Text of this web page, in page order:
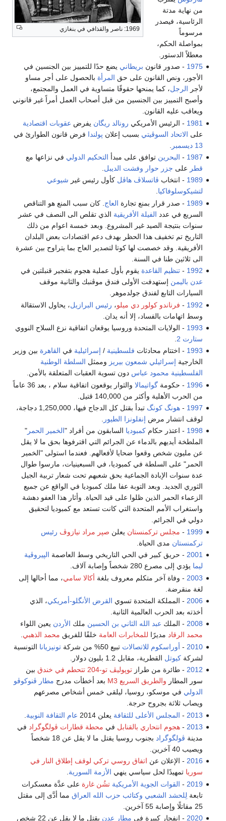
1969: ناصر والقذافي في بنغازي
من نهاية مدتة
الرئاسية، فيصدر
مرسوماً
بمواصلة الحكم،
معطلاً الدستور.
1975 - صدور قانون بريطاني يضع حدًا للتمييز بين الجنسين في
الأجور، ونص القانون على حق المرأة بالحصول على أجر مساو
لأجر الرجل، كما يمنحها حقوقًا متساوية في العمل والمجتمع،
وأصبح التمييز بين الجنسين من قبل أصحاب العمل أمراً غير قانوني
ويعاقب عليه القانون.
1981 - الرئيس الأمريكي رونالد ريگان يفرض عقوبات اقتصادية
على الاتحاد السوڤيتي بسبب إعلان پولندا فرض قانون الطوارئ في
13 ديسمبر
1987
- البحرين توافق على مبدأ التحكيم الدولي في نزاعها مع
قطر على جزر حوار وفشت الديبل
1989 - انتخاب ڤاتسلاڤ هاڤل كأول رئيس غير شيوعي
لتشيكوسلوفاكيا.
1989 - صدر قرار بمنع تجارة العاج . كان سبب المنع هو التناقص
السريع في عدد الفيلة الأفريقية الذي تقلص الى النصف في عشر
سنوات بنتيجة الصيد غير المشروع. وبعد خمسة اعوام من ذلك
التاريخ تم تخفيف هذا الحظر بهدف دعم اقتصادات بعض البلدان
الأفريقية. وقد خصصت لها كوتا لتصدير العاج بما يتراوح بين عشرة
الى ثلاثين طنا في السنة.
1992
-تنظيم القاعدة يقوم بأول عملية هجوم بتفجير قنبلتين في
عدن باليمن إستهدفت الأولى فندق موڤنبك والثانية موقف
السيارات التابع لفندق جولدموهر.
1992
- فرناندو كولور دي ميلو، رئيس البرازيل، يحاول الاستقالة
وسط اتهامات بالفساد، إلا أنه يدان.
1993 - الولايات المتحدة وروسيا يوقعان اتفاقية نزع السلاح النووي
ستارت 2
1993 - اختتام محادثات فلسطينية / إسرائيلية في القاهرة بين وزير
الخارجية إسرائيلي شمعون بيريز وممثل السلطة الوطنية
الفلسطينية محمود عباس دون تسوية العقبات المتعلقة بالأمن.
1996 - حكومةگواتيمالا
والثوار يوقعون اتفاقية سلام ، بعد 36 عاماً
من الحرب الأهلية وأكثر من 140,000 قتيل.
1997
-هونگ كونگ
تبدأ بقتل كل الدجاج فيها، 1,250,000 دجاجة،
لوقف انتشار مرض إنفلونزا الطيور
1998 - اعتذر حكامكمبوديا السابقون من أفراد "الخمير الحمر"
الملطخة أيديهم بالدماء عن الجرائم التي اقترفوها بحق ما لا يقل
عن مليون شخص وقعوا ضحايا لأفعالهم. فعندما استولى "الخمير
الحمر" على السلطة في كمبوديا، في السبعينيات، مارسوا طوال
عدة سنوات الإبادة الجماعية بحق شعبهم تحت شعار تربية الجيل
الثوري الجديد. وبعد التوبة عفا ملك كمبوديا في الواقع عن جميع
الزعماء الحمر الذين ظلوا على قيد الحياة. وأثار هذا العفو دهشة
واستغراب الأمم المتحدة التي كانت تستعد مع كمبوديا لتحقيق
دولي في الجرائم.
1999
- مجلس تركمنستان يعلن صپر مراد نيازوڤ رئيس
تركمنستان مدى الحياة.
2001 - حريق كبير في الحي التاريخي وسط العاصمة الپيروڤية
ليما يؤدي إلى مصرع 280 شخصاً وإصابة آلاف.
2003 - وفاة آخر متكلم معروف بلغة أكالا سامي، مما أحالها إلى
لغة منقرضة.
2006 - المملكة المتحدة تسوي القرض الأنگلو-أمريكي، الذي
أخذته بعد الحرب العالمية الثانية.
2008 - الملك عبد الله الثاني بن الحسين ملك الأردن يعين اللواء
محمد الرقاد مديرًا للمخابرات العامة خلفًا للفريق محمد الذهبي.
2010
- أوراسكوم للاتصالات تبيع 50% من شركة تونيزيانا التونسية
لشركةكيوتل القطرية، مقابل 1.2 بليون دولار.
2012 - طائرة من طرازتوپوليڤ تو-204 تتحطم في خندق بين
سور المطار والطريق السريع M3 بعد أخطأت مدرج مطار ڤنوكوڤو
الدولي في موسكو، روسيا، ليلقى خمس أشخاص مصرعهم
ويصاب ثلاثة بجروح حرجة.
2013
- المجلس الأعلى للثقافة يعلن 2014 عام الثقافة النوبية
2013
-هجوم انتحاري بالقنابل في محطة قطارات ڤولگوگراد في
مدينة ڤولگوگراد
بجنوب روسيا يقتل ما لا يقل عن 18 شخصاً
ويصيب 40 آخرين.
2016 - الإعلان عن اتفاق روسي تركي لوقف إطلاق النار في
سوريا تمهيدًا لحل سياسي ينهي الأزمة السورية.
2019
- القوات الجوية الأمريكية تشُن غارة على عدَّة معسكرات
تابعة لِلحشد الشعبي وكتائب حزب الله العراق مما أدَّى إلى مقتل
25 مقاتلًا وإصابة 55 آخرين.
2020 - انفجار كبيرة في مطار عدن
يقتل ما لا يقل عن 22 شخص